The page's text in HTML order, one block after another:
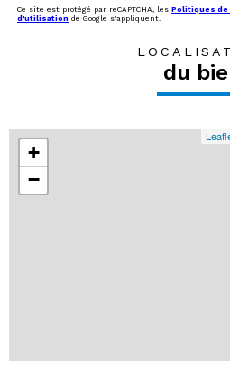
Ce site est protégé par reCAPTCHA, les Politiques
d'utilisation de Google s'appliquent.
du
+
−